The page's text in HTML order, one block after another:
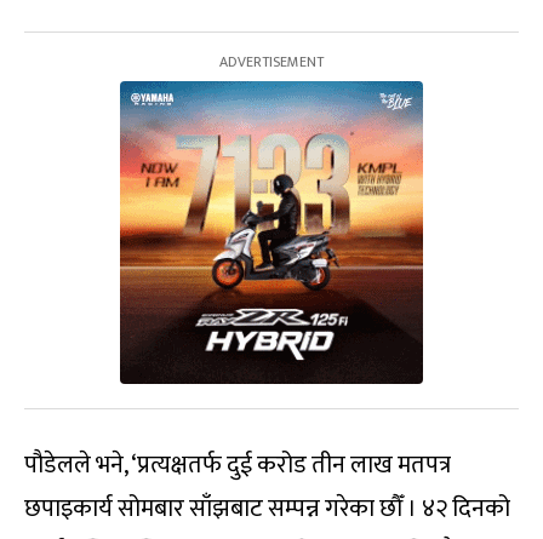
पौडेलले भने, ‘प्रत्यक्षतर्फ दुई करोड तीन लाख मतपत्र
छपाइकार्य सोमबार साँझबाट सम्पन्न गरेका छौँ । ४२ दिनको